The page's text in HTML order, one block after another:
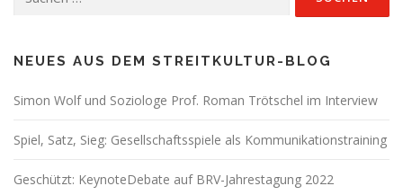
nach:
NEUES AUS DEM STREITKULTUR-BLOG
Simon Wolf und Soziologe Prof. Roman Trötschel im Interview
Spiel, Satz, Sieg: Gesellschaftsspiele als Kommunikationstraining
Geschützt: KeynoteDebate auf BRV-Jahrestagung 2022